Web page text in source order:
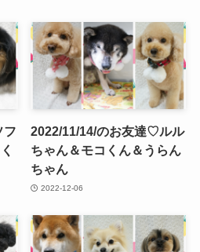
フ
2022/11/14/のお友達♡ルル
ちゃん＆モコくん＆うらん
ちゃん
2022-12-06